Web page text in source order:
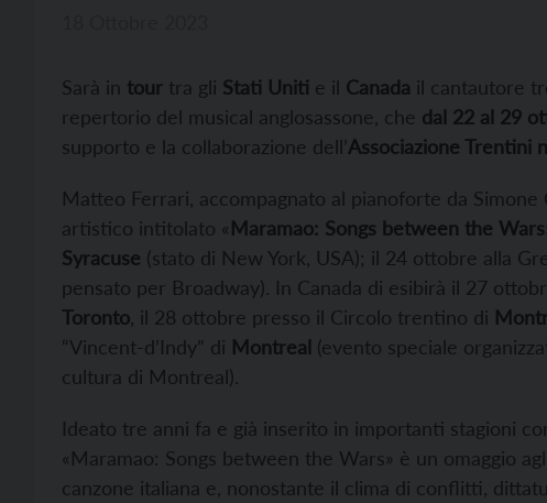
Sarà in tour tra gli Stati Uniti e il Canada il cantautore
repertorio del musical anglosassone, che dal 22 al 29
supporto e la collaborazione dell’Associazione Trentini
Matteo Ferrari, accompagnato al pianoforte da
artistico intitolato «Maramao: Songs between the Wars
Syracuse (stato di New York, USA); il 24 ottobre alla
pensato per Broadway). In Canada di esibirà il 27
Toronto, il 28 ottobre presso il Circolo trentino di
“Vincent-d’Indy” di Montreal (evento speciale
cultura di Montreal).
Ideato tre anni fa e già inserito in importanti stagioni
«Maramao: Songs between the Wars» è un omaggio
canzone italiana e, nonostante il clima di conflitti,